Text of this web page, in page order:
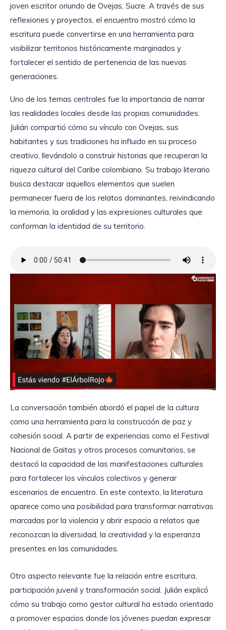
joven escritor oriundo de Ovejas, Sucre. A través de sus
reflexiones y proyectos, el encuentro mostró cómo la
escritura puede convertirse en una herramienta para
visibilizar territorios históricamente marginados y
fortalecer el sentido de pertenencia de las nuevas
generaciones.
Uno de los temas centrales fue la importancia de narrar
las realidades locales desde las propias comunidades.
Julián compartió cómo su vínculo con Ovejas, sus
habitantes y sus tradiciones ha influido en su proceso
creativo, llevándolo a construir historias que recuperan la
riqueza cultural del Caribe colombiano. Su trabajo literario
busca destacar aquellos elementos que suelen
permanecer fuera de los relatos dominantes, reivindicando
la memoria, la oralidad y las expresiones culturales que
conforman la identidad de su territorio.
La conversación también abordó el papel de la cultura
como una herramienta para la construcción de paz y
cohesión social. A partir de experiencias como el Festival
Nacional de Gaitas y otros procesos comunitarios, se
destacó la capacidad de las manifestaciones culturales
para fortalecer los vínculos colectivos y generar
escenarios de encuentro. En este contexto, la literatura
aparece como una posibilidad para transformar narrativas
marcadas por la violencia y abrir espacio a relatos que
reconozcan la diversidad, la creatividad y la esperanza
presentes en las comunidades.
Otro aspecto relevante fue la relación entre escritura,
participación juvenil y transformación social. Julián explicó
cómo su trabajo como gestor cultural ha estado orientado
a promover espacios donde los jóvenes puedan expresar